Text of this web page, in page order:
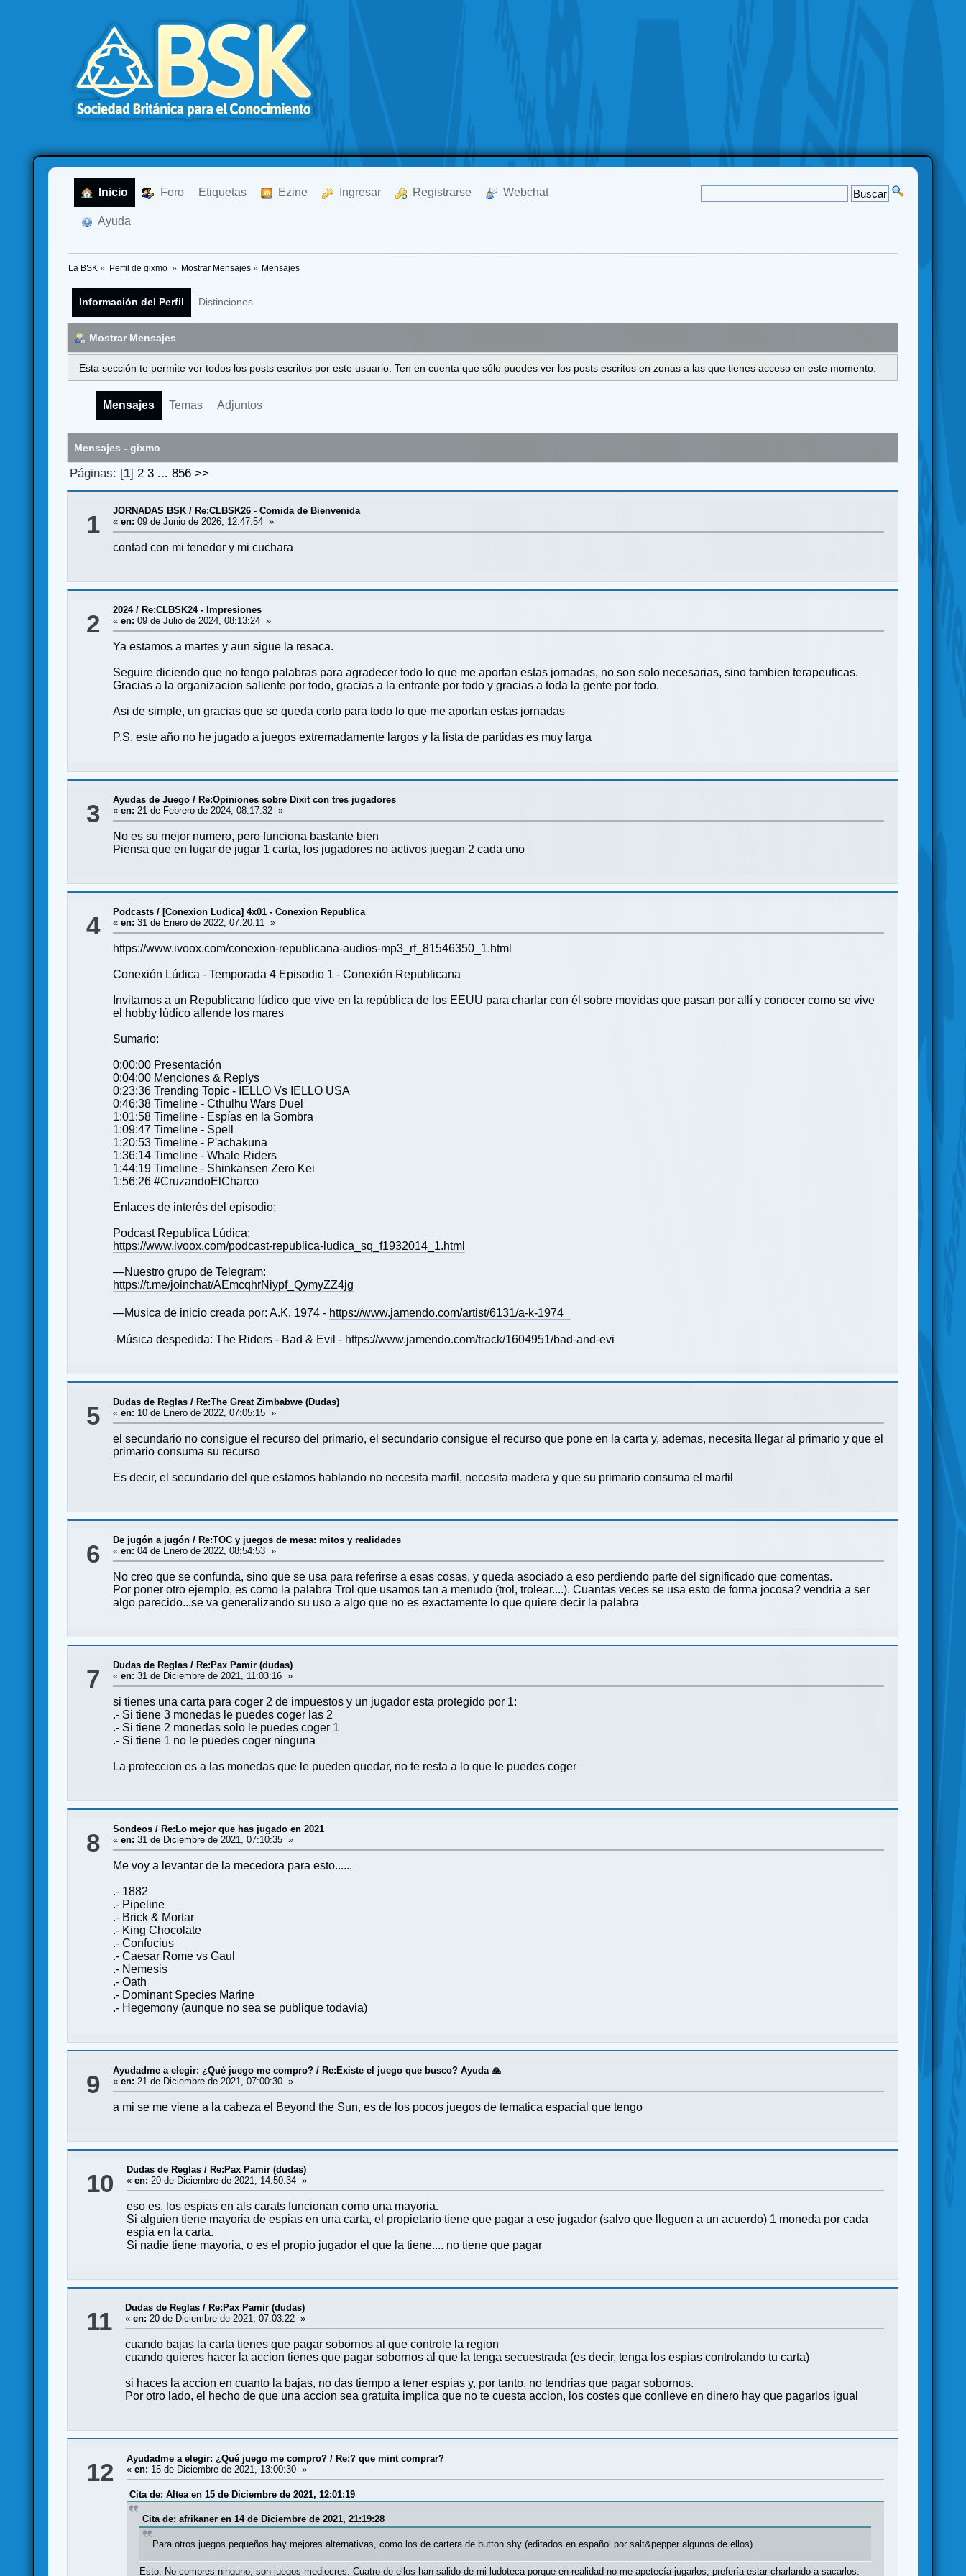
Inicio Foro Etiquetas Ezine Ingresar Registrarse Webchat
Ayuda
La BSK » Perfil de gixmo » Mostrar Mensajes» Mensajes
Información del Perfil Distinciones
Mostrar Mensajes
Esta sección te permite ver todos los posts escritos por este usuario. Ten en cuenta que sólo puedes ver los posts escritos en zonas a las que tienes acceso en este momento.
Mensajes Temas Adjuntos
Mensajes - gixmo
Páginas: [1] 2 3 ... 856 >>
1 JORNADAS BSK / Re:CLBSK26 - Comida de Bienvenida
«en: 09 de Junio de 2026, 12:47:54 »
contad con mi tenedor y mi cuchara
2 2024/ Re:CLBSK24 - Impresiones
«en: 09 de Julio de 2024, 08:13:24 »
Ya estamos a martes y aun sigue la resaca.
Seguire diciendo que no tengo palabras para agradecer todo lo que me aportan estas jornadas, no son solo necesarias, sino tambien terapeuticas.
Gracias a la organizacion saliente por todo, gracias a la entrante por todo y gracias a toda la gente por todo.
Asi de simple, un gracias que se queda corto para todo lo que me aportan estas jornadas
P.S. este año no he jugado a juegos extremadamente largos y la lista de partidas es muy larga
3 Ayudas de Juego / Re:Opiniones sobre Dixit con tres jugadores
«en: 21 de Febrero de 2024, 08:17:32 »
No es su mejor numero, pero funciona bastante bien
Piensa que en lugar de jugar 1 carta, los jugadores no activos juegan 2 cada uno
4 Podcasts / [Conexion Ludica] 4x01 - Conexion Republica
«en: 31 de Enero de 2022, 07:20:11 »
https://www.ivoox.com/conexion-republicana-audios-mp3_rf_81546350_1.html
Conexión Lúdica - Temporada 4 Episodio 1 - Conexión Republicana
Invitamos a un Republicano lúdico que vive en la república de los EEUU para charlar con él sobre movidas que pasan por allí y conocer como se vive
el hobby lúdico allende los mares
Sumario:
0:00:00 Presentación
0:04:00 Menciones & Replys
0:23:36 Trending Topic - IELLO Vs IELLO USA
0:46:38 Timeline - Cthulhu Wars Duel
1:01:58 Timeline - Espías en la Sombra
1:09:47 Timeline - Spell
1:20:53 Timeline - P'achakuna
1:36:14 Timeline - Whale Riders
1:44:19 Timeline - Shinkansen Zero Kei
1:56:26 #CruzandoElCharco
Enlaces de interés del episodio:
Podcast Republica Lúdica:
https://www.ivoox.com/podcast-republica-ludica_sq_f1932014_1.html
—Nuestro grupo de Telegram:
https://t.me/joinchat/AEmcqhrNiypf_QymyZZ4jg
—Musica de inicio creada por: A.K. 1974 - https://www.jamendo.com/artist/6131/a-k-1974
-Música despedida: The Riders - Bad & Evil - https://www.jamendo.com/track/1604951/bad-and-evi
5 Dudas de Reglas / Re:The Great Zimbabwe (Dudas)
«en: 10 de Enero de 2022, 07:05:15 »
el secundario no consigue el recurso del primario, el secundario consigue el recurso que pone en la carta y, ademas, necesita llegar al primario y que el
primario consuma su recurso
Es decir, el secundario del que estamos hablando no necesita marfil, necesita madera y que su primario consuma el marfil
6 De jugón a jugón / Re:TOC y juegos de mesa: mitos y realidades
«en: 04 de Enero de 2022, 08:54:53 »
No creo que se confunda, sino que se usa para referirse a esas cosas, y queda asociado a eso perdiendo parte del significado que comentas.
Por poner otro ejemplo, es como la palabra Trol que usamos tan a menudo (trol, trolear....). Cuantas veces se usa esto de forma jocosa? vendria a ser
algo parecido...se va generalizando su uso a algo que no es exactamente lo que quiere decir la palabra
7 Dudas de Reglas / Re:Pax Pamir (dudas)
«en: 31 de Diciembre de 2021, 11:03:16 »
si tienes una carta para coger 2 de impuestos y un jugador esta protegido por 1:
.- Si tiene 3 monedas le puedes coger las 2
.- Si tiene 2 monedas solo le puedes coger 1
.- Si tiene 1 no le puedes coger ninguna
La proteccion es a las monedas que le pueden quedar, no te resta a lo que le puedes coger
8 Sondeos / Re:Lo mejor que has jugado en 2021
«en: 31 de Diciembre de 2021, 07:10:35 »
Me voy a levantar de la mecedora para esto......
.- 1882
.- Pipeline
.- Brick & Mortar
.- King Chocolate
.- Confucius
.- Caesar Rome vs Gaul
.- Nemesis
.- Oath
.- Dominant Species Marine
.- Hegemony (aunque no sea se publique todavia)
9 Ayudadme a elegir: ¿Qué juego me compro? / Re:Existe el juego que busco? Ayuda 🙏
«en: 21 de Diciembre de 2021, 07:00:30 »
a mi se me viene a la cabeza el Beyond the Sun, es de los pocos juegos de tematica espacial que tengo
10 Dudas de Reglas / Re:Pax Pamir (dudas)
«en: 20 de Diciembre de 2021, 14:50:34 »
eso es, los espias en als carats funcionan como una mayoria.
Si alguien tiene mayoria de espias en una carta, el propietario tiene que pagar a ese jugador (salvo que lleguen a un acuerdo) 1 moneda por cada
espia en la carta.
Si nadie tiene mayoria, o es el propio jugador el que la tiene.... no tiene que pagar
11 Dudas de Reglas / Re:Pax Pamir (dudas)
«en: 20 de Diciembre de 2021, 07:03:22 »
cuando bajas la carta tienes que pagar sobornos al que controle la region
cuando quieres hacer la accion tienes que pagar sobornos al que la tenga secuestrada (es decir, tenga los espias controlando tu carta)
si haces la accion en cuanto la bajas, no das tiempo a tener espias y, por tanto, no tendrias que pagar sobornos.
Por otro lado, el hecho de que una accion sea gratuita implica que no te cuesta accion, los costes que conlleve en dinero hay que pagarlos igual
12 Ayudadme a elegir: ¿Qué juego me compro? / Re:? que mint comprar?
«en: 15 de Diciembre de 2021, 13:00:30 »
Cita de: Altea en 15 de Diciembre de 2021, 12:01:19
Cita de: afrikaner en 14 de Diciembre de 2021, 21:19:28
Para otros juegos pequeños hay mejores alternativas, como los de cartera de button shy (editados en español por salt&pepper algunos de ellos).
Esto. No compres ninguno, son juegos mediocres. Cuatro de ellos han salido de mi ludoteca porque en realidad no me apetecía jugarlos, prefería estar charlando a sacarlos.